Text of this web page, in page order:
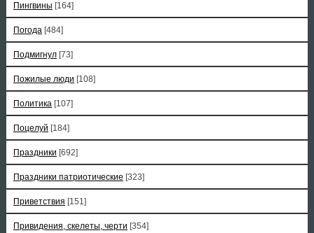
Пингвины [164]
Погода [484]
Подмигнул [73]
Пожилые люди [108]
Политика [107]
Поцелуй [184]
Праздники [692]
Праздники патриотические [323]
Приветствия [151]
Привидения, скелеты, черти [354]